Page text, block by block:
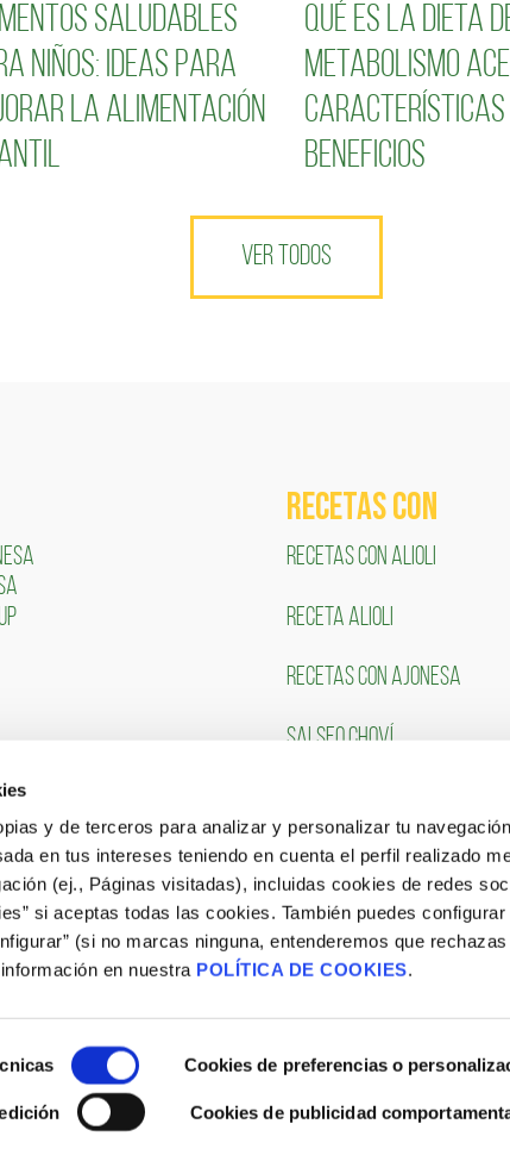
y de terceros para analizar y personalizar tu
en tus intereses teniendo en cuenta el perfil realizado
(ej., Páginas visitadas), incluidas cookies de redes
si aceptas todas las cookies. También puedes
(si no marcas ninguna, entenderemos que
en nuestra POLÍTICA DE COOKIES.
Cookies de preferencias o
Cookies de publicidad
saludables
niños: Ideas para
la alimentación
Qué es la dieta
metabolismo
características
beneficios
VER TODOS
RECETAS COn
RECETAS CON ALIOLI
RECETA ALIOLI
RECETAS CON AJONESA
SALSEO CHOVÍ
CLIENTES TRABAJA CON
Portal de Empleo
CONSULTA NUESTRAS
Aviso Legal Política de Cookies|Site Map|Blog|